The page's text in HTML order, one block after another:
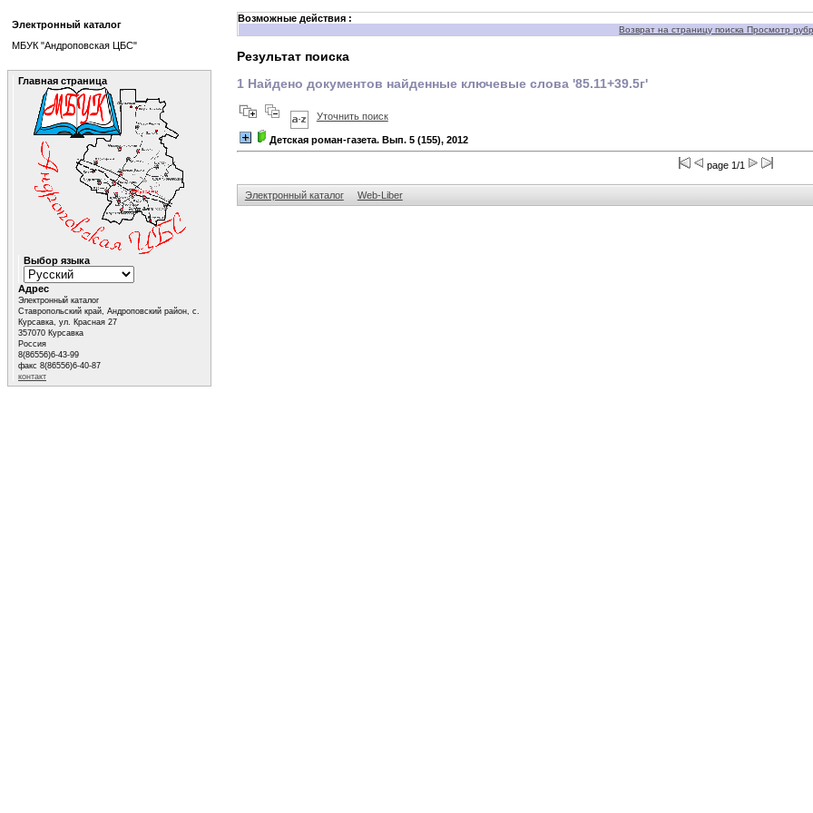
Возможные действия :
Возврат на страницу поиска Просмотр
Результат поиска
1 Найдено документов найденные ключевые слова '85.11+39.5г'
Уточнить поиск
Детская роман-газета. Вып. 5 (155), 2012
page 1/1
Электронный каталог Web-Liber
Электронный каталог
МБУК "Андроповская ЦБС"
Главная страница
Выбор языка
Адрес
Электронный каталог
Ставропольский край, Андроповский район, с.
Курсавка, ул. Красная 27
357070 Курсавка
Россия
8(86556)6-43-99
факс 8(86556)6-40-87
контакт